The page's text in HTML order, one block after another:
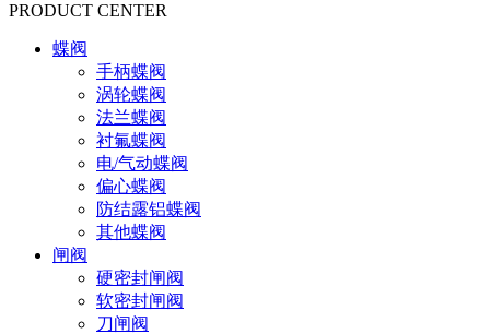
PRODUCT CENTER
蝶阀
手柄蝶阀
涡轮蝶阀
法兰蝶阀
衬氟蝶阀
电/气动蝶阀
偏心蝶阀
防结露铝蝶阀
其他蝶阀
闸阀
硬密封闸阀
软密封闸阀
刀闸阀